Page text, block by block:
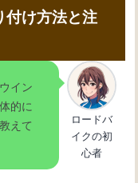
付け方法と注
イン
的に
えて
ロードバ
イクの初
心者